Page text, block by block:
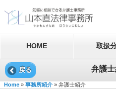
HOME 取扱
戻る 弁護
Home » 事務所紹介 » 弁護士紹介